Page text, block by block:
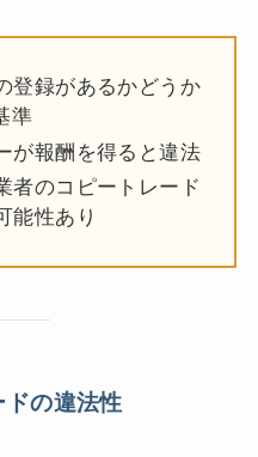
登録があるかどうか
準
が報酬を得ると違法
者のコピートレード
能性あり
の違法性